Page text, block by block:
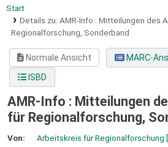
Start
Details zu: AMR-Info : Mitteilungen des
Regionalforschung, Sonderband
Normale Ansicht
MARC-
ISBD
AMR-Info : Mitteilungen
für Regionalforschung,
Von: Arbeitskreis für Regionalforschung